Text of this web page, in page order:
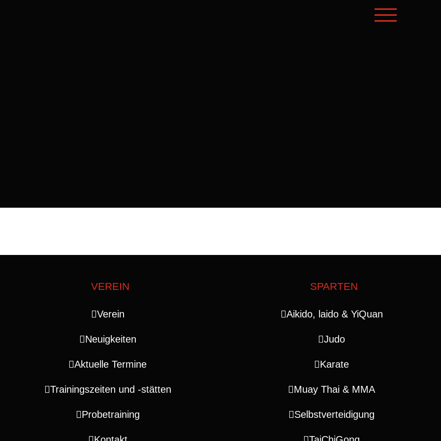
VEREIN
Verein
Neuigkeiten
Aktuelle Termine
Trainingszeiten und ‑stätten
Probetraining
SPARTEN
Aikido, laido & YiQuan
Judo
Karate
Muay Thai & MMA
Selbstverteidigung